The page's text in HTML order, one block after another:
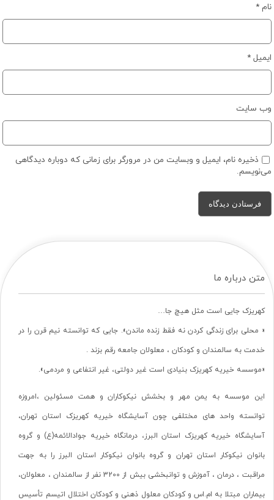
نام*
ایمیل*
وب‌ سایت
ذخیره نام، ایمیل و وبسایت من در مرورگر برای زمانی که دوباره دیدگاهی
می‌نویسم.
متن درباره ما
کهریزک جایی است مثل هیچ جا…
« محلی برای زندگی کردن نه فقط زنده ماندن». جایی که توانسته نیم قرن را در
خدمت به سالمندان و کودکان ، معلولان جامعه رقم بزند .
«موسسه خیریه کهریزک بنیادی است غیر دولتی، غیر انتفاعی و مردمی».
این موسسه به یمن مهر و بخشش نیکوکاران و همت مسئولین ،امروزه
توانسته واحد های مختلفی چون آسایشگاه خیریه کهریزک استان تهران،
آسایشگاه خیریه کهریزک استان البرز، درمانگاه خیریه جوادالائمه(ع) و گروه
بانوان نیکوکار استان تهران و گروه بانوان نیکوکار استان البرز را به جهت
مراقبت ، درمان ، آموزش و توانبخشی بیش از 3200 نفر از سالمندان ، معلولان،
بیماران مبتلا به ام.اس و کودکان معلول ذهنی و کودکان اختلال اتیسم تأسیس